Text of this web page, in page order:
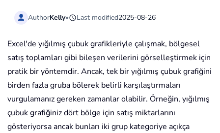
AuthorKelly• Last modified2025-08-26
Excel'de yığılmış çubuk grafikleriyle çalışmak, bölgesel
satış toplamları gibi bileşen verilerini görselleştirmek için
pratik bir yöntemdir. Ancak, tek bir yığılmış çubuk grafiğini
birden fazla gruba bölerek belirli karşılaştırmaları
vurgulamanız gereken zamanlar olabilir. Örneğin, yığılmış
çubuk grafiğiniz dört bölge için satış miktarlarını
gösteriyorsa ancak bunları iki grup kategoriye açıkça